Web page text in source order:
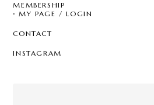
MEMBERSHIP
MY PAGE / LOGIN
CONTACT
INSTAGRAM